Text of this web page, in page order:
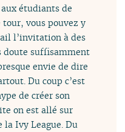
étudiants de
vous pouvez y
l’invitation à des
doute suffisamment
envie de dire
Du coup c’est
de créer son
on est allé sur
la Ivy League. Du